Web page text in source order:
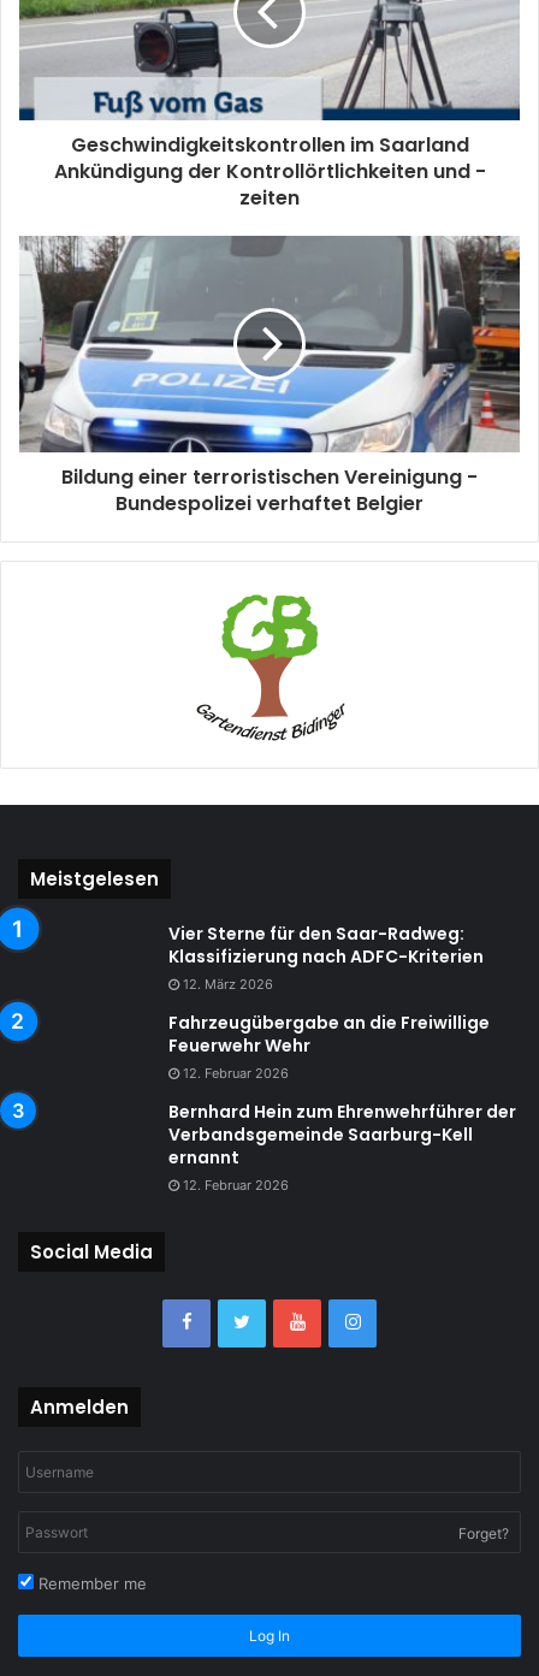
Geschwindigkeitskontrollen im Saarland
Ankündigung der Kontrollörtlichkeiten und -
zeiten
Bildung einer terroristischen Vereinigung -
Bundespolizei verhaftet Belgier
Meistgelesen
Vier Sterne für den Saar-Radweg:
Klassifizierung nach ADFC-Kriterien
12. März 2026
Fahrzeugübergabe an die Freiwillige
Feuerwehr Wehr
12. Februar 2026
Bernhard Hein zum Ehrenwehrführer der
Verbandsgemeinde Saarburg-Kell
ernannt
12. Februar 2026
Social Media
Anmelden
Forget?
Remember me
Log In